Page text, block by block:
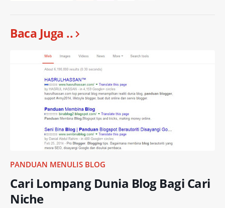
Baca Juga ..
PANDUAN MENULIS BLOG
Cari Lompang Dunia Blog Bagi Cari
Niche